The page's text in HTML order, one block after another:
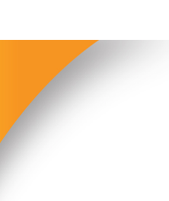
guías y procedimientos
asesores de
en eventos